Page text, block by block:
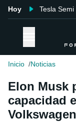
Hoy Tesla Semi
Inicio Noticias
Elon Musk
capacidad